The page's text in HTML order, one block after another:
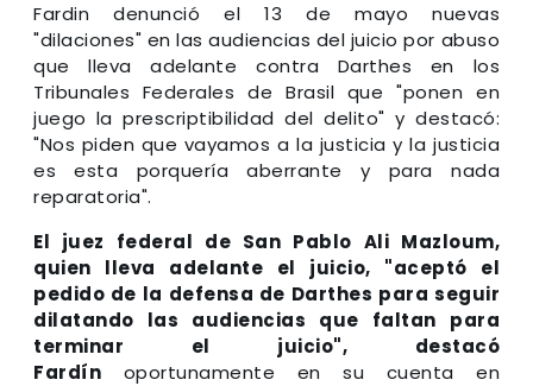
Fardin denunció el 13 de mayo nuevas
"dilaciones" en las audiencias del juicio por abuso
que lleva adelante contra Darthes en los
Tribunales Federales de Brasil que "ponen en
juego la prescriptibilidad del delito" y destacó:
"Nos piden que vayamos a la justicia y la justicia
es esta porquería aberrante y para nada
reparatoria".
El juez federal de San Pablo Ali Mazloum,
quien lleva adelante el juicio, "aceptó el
pedido de la defensa de Darthes para seguir
dilatando las audiencias que faltan para
terminar el juicio", destacó
Fardín oportunamente en su cuenta en